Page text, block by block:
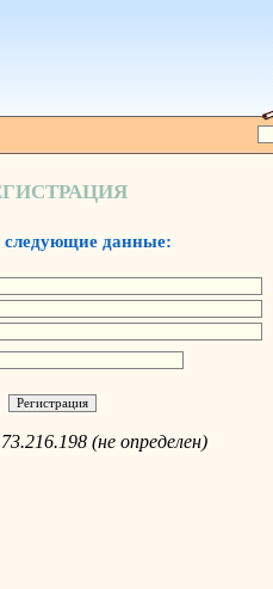
следующие данные:
(не определен)